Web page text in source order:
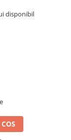
disponibil